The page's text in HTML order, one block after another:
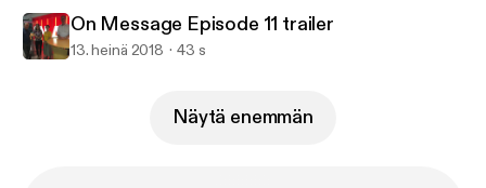
On Message Episode 11 trailer
13. heinä 2018 43 s
Näytä enemmän